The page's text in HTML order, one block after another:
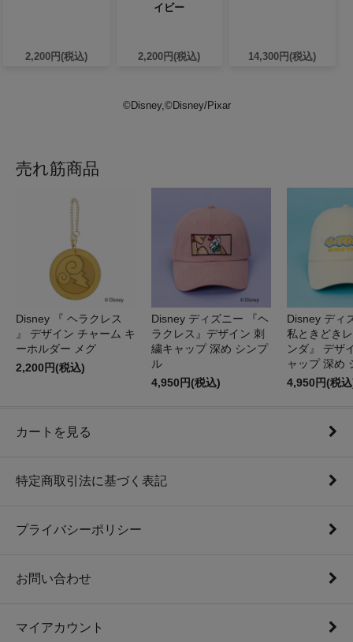
2,200円(税込)
イビー
2,200円(税込) 14,300円(税込)
©Disney,©Disney/Pixar
売れ筋商品
Disney 『 ヘラクレス
』 デザイン チャーム キ
ーホルダー メグ
2,200円(税込)
Disney ディズニー 『ヘ
ラクレス』デザイン 刺
繍キャップ 深め シンプ
ル
4,950円(税込)
Disney ディ
私ときどき
ンダ』 デザ
ャップ 深め
4,950円(税
カートを見る
特定商取引法に基づく表記
プライバシーポリシー
お問い合わせ
マイアカウント